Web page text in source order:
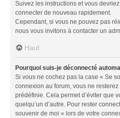
Suivez les instructions et vous
connecter de nouveau rapidement.
Cependant, si vous ne pouvez pas
nous vous invitons à contacter un
Haut
Pourquoi suis-je déconnecté
Si vous ne cochez pas la case « Se
connexion au forum, vous ne
prédéfinie. Cela permet d’éviter que
quelqu’un d’autre. Pour rester
souvenir de moi » lors de votre